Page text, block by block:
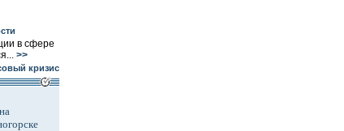
в сфере
>>
кризис